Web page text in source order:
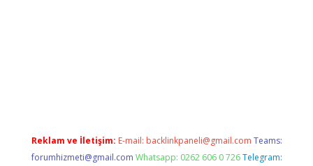
Reklam ve İletişim: E-mail: backlinkpaneli@gmail.com Teams:
forumhizmeti@gmail.com Whatsapp: 0262 606 0 726 Telegram: